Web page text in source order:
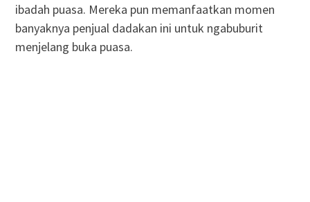
ibadah puasa. Mereka pun memanfaatkan momen
banyaknya penjual dadakan ini untuk ngabuburit
menjelang buka puasa.